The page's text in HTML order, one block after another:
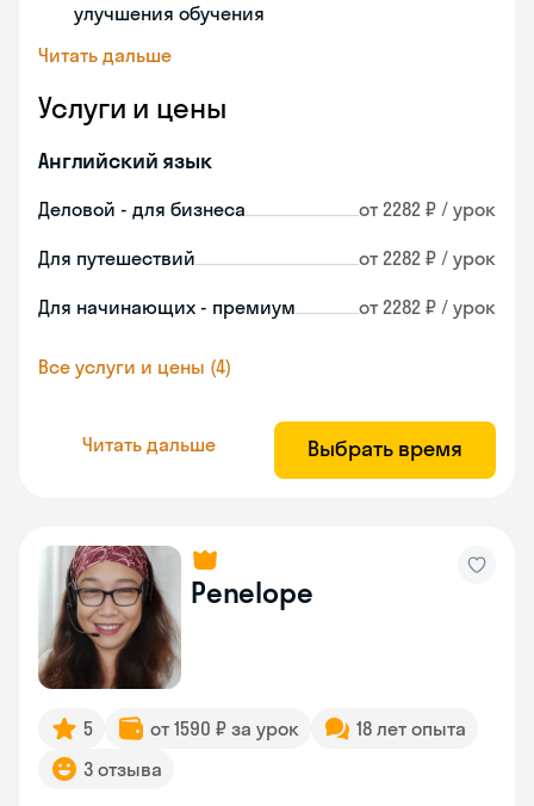
улучшения обучения
Читать дальше
Услуги и цены
Английский язык
Деловой - для бизнеса от 2282 ₽ / урок
Для путешествий от 2282 ₽ / урок
Для начинающих - премиум от 2282 ₽ / урок
Все услуги и цены (4)
Читать дальше Выбрать время
Penelope
5 от 1590 ₽ за урок
18 лет опыта
3 отзыва